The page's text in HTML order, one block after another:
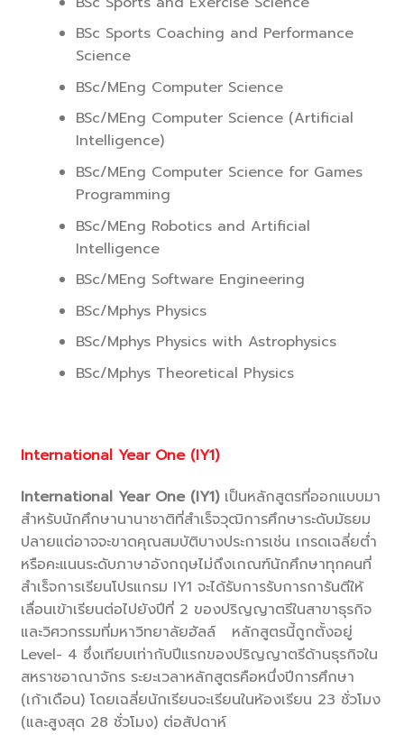
BSc Sports Coaching and Performance
Science
BSc/MEng Computer Science
BSc/MEng Computer Science (Artificial
Intelligence)
BSc/MEng Computer Science for Games
Programming
BSc/MEng Robotics and Artificial
Intelligence
BSc/MEng Software Engineering
BSc/Mphys Physics
BSc/Mphys Physics with Astrophysics
BSc/Mphys Theoretical Physics
International Year One (IY1)
International Year One (IY1)เป็นหลักสูตรที่ออกแบบมา
สำหรับนักศึกษานานาชาติที่สำเร็จวุฒิการศึกษาระดับมัธยม
ปลายแต่อาจจะขาดคุณสมบัติบางประการเช่น เกรดเฉลี่ยต่ำ
หรือคะแนนระดับภาษาอังกฤษไม่ถึงเกณฑ์นักศึกษาทุกคนที่
สำเร็จการเรียนโปรแกรม IY1 จะได้รับการรับการการันตีให้
เลื่อนเข้าเรียนต่อไปยังปีที่ 2 ของปริญญาตรีในสาขาธุรกิจ
และวิศวกรรมที่มหาวิทยาลัยฮัลล์ หลักสูตรนี้ถูกตั้งอยู่
Level- 4 ซึ่งเทียบเท่ากับปีแรกของปริญญาตรีด้านธุรกิจใน
สหราชอาณาจักร ระยะเวลาหลักสูตรคือหนึ่งปีการศึกษา
(เก้าเดือน) โดยเฉลี่ยนักเรียนจะเรียนในห้องเรียน 23 ชั่วโมง
(และสูงสุด 28 ชั่วโมง) ต่อสัปดาห์